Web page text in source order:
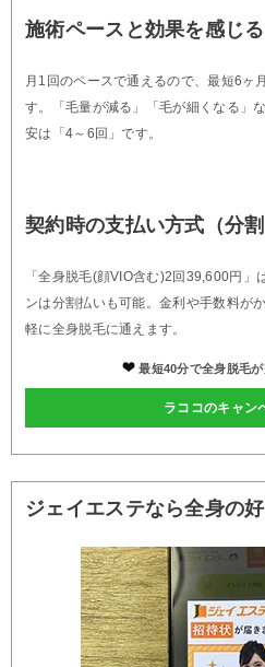
施術ペースと効果を感じ
月1回のペースで通えるので、最短6ヶ
す。「毛量が減る」「毛が細くなる」
安は「4～6回」です。
契約時の支払い方式（分
「全身脱毛(顔VIO含む)2回39,600円」
ンは分割払いも可能。金利や手数料が
軽に全身脱毛に通えます。
最短40分で全身脱毛
ラココのキャン
ジェイエステなら全身の